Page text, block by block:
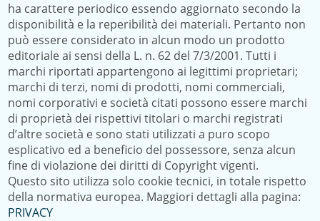
ha carattere periodico essendo aggiornato secondo la
disponibilità e la reperibilità dei materiali. Pertanto non
può essere considerato in alcun modo un prodotto
editoriale ai sensi della L. n. 62 del 7/3/2001. Tutti i
marchi riportati appartengono ai legittimi proprietari;
marchi di terzi, nomi di prodotti, nomi commerciali,
nomi corporativi e società citati possono essere marchi
di proprietà dei rispettivi titolari o marchi registrati
d’altre società e sono stati utilizzati a puro scopo
esplicativo ed a beneficio del possessore, senza alcun
fine di violazione dei diritti di Copyright vigenti.
Questo sito utilizza solo cookie tecnici, in totale rispetto
della normativa europea. Maggiori dettagli alla pagina:
PRIVACY